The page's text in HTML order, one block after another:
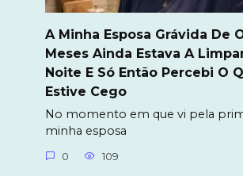
A Minha Esposa Grávida De
Meses Ainda Estava A
Noite E Só Então Percebi O
Estive Cego
No momento em que vi pela
minha esposa
0 109